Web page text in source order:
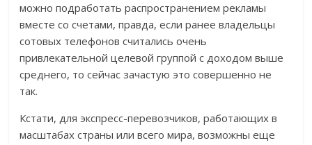
можно подработать распространением рекламы
вместе со счетами, правда, если ранее владельцы
сотовых телефонов считались очень
привлекательной целевой группой с доходом выше
среднего, то сейчас зачастую это совершенно не
так.
Кстати, для экспресс-перевозчиков, работающих в
масштабах страны или всего мира, возможны еще